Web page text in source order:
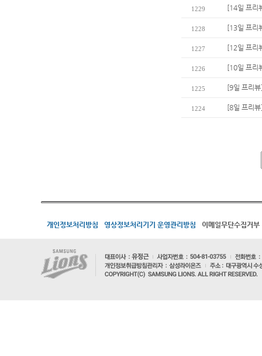
1229 [14일 프리
1228 [13일 프리
1227 [12일 프리
1226 [10일 프리
1225 [9일 프리
1224 [8일 프리
개인정보처리방침 영상정보처리기기 운영관리방침 이메일무단수집거부